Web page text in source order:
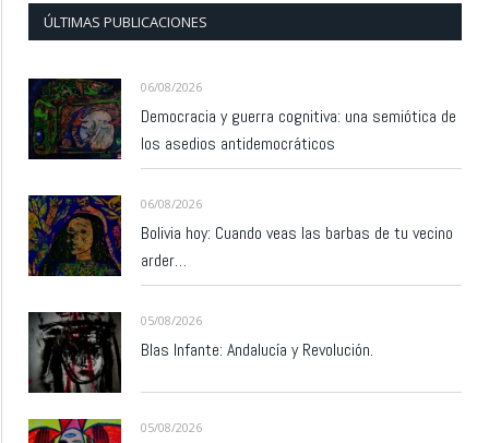
ÚLTIMAS PUBLICACIONES
06/08/2026
Democracia y guerra cognitiva: una semiótica de
los asedios antidemocráticos
06/08/2026
Bolivia hoy: Cuando veas las barbas de tu vecino
arder…
05/08/2026
Blas Infante: Andalucía y Revolución.
05/08/2026